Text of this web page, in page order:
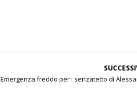
Emergenza freddo per i senzatetto di